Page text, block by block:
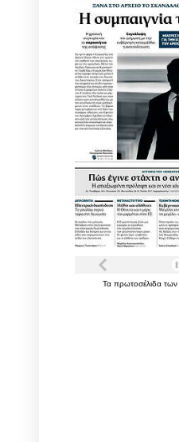
Τα πρωτοσέλιδα των